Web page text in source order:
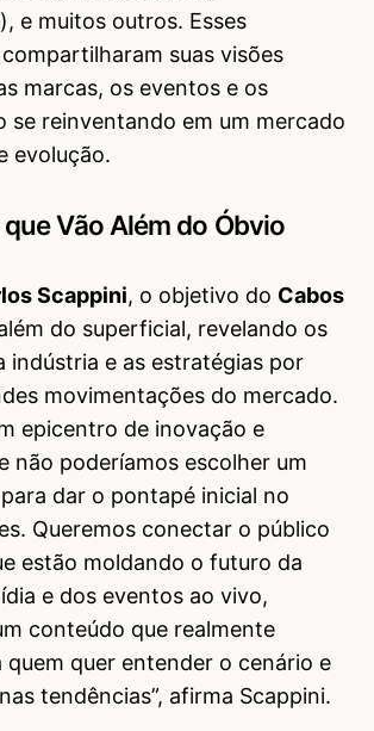
e muitos outros. Esses
suas visões
marcas, os eventos e os
se reinventando em um mercado
evolução.
Vão Além do Óbvio
Scappini, o objetivo do Cabos
do superficial, revelando os
indústria e as estratégias por
movimentações do mercado.
epicentro de inovação e
não poderíamos escolher um
dar o pontapé inicial no
Queremos conectar o público
estão moldando o futuro da
e dos eventos ao vivo,
conteúdo que realmente
quem quer entender o cenário e
tendências”, afirma Scappini.